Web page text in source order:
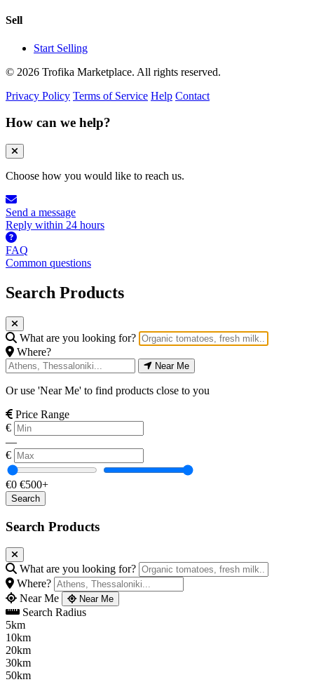
Sell
Start Selling
© 2026 Trofika Marketplace. All rights reserved.
Privacy Policy Terms of Service Help Contact
How can we help?
Choose how you would like to reach us.
Send a message
Reply within 24 hours
FAQ
Common questions
Search Products
What are you looking for?
Where?
Near Me
Or use 'Near Me' to find products close to you
Price Range
€
—
€
€0 €500+
Search Products
What are you looking for?
Where?
Near Me
Near Me
Search Radius
5km
10km
20km
30km
50km